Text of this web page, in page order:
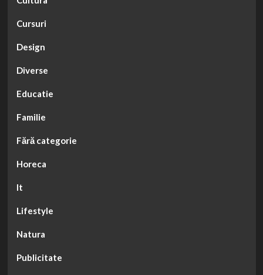
Cursuri
Design
Diverse
Educatie
Familie
Fără categorie
Horeca
It
Lifestyle
Natura
Publicitate